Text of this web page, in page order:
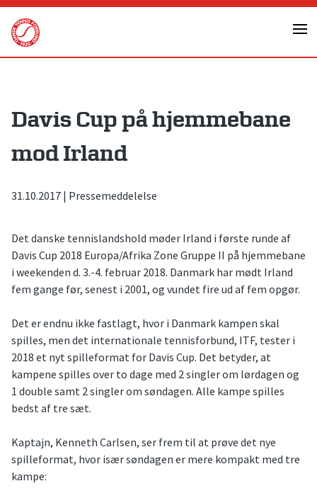
Skip
content
Davis Cup på hjemmebane
mod Irland
31.10.2017 | Pressemeddelelse
Det danske tennislandshold møder Irland i første runde af
Davis Cup 2018 Europa/Afrika Zone Gruppe II på hjemmebane
i weekenden d. 3.-4. februar 2018. Danmark har mødt Irland
fem gange før, senest i 2001, og vundet fire ud af fem opgør.
Det er endnu ikke fastlagt, hvor i Danmark kampen skal
spilles, men det internationale tennisforbund, ITF, tester i
2018 et nyt spilleformat for Davis Cup. Det betyder, at
kampene spilles over to dage med 2 singler om lørdagen og
1 double samt 2 singler om søndagen. Alle kampe spilles
bedst af tre sæt.
Kaptajn, Kenneth Carlsen, ser frem til at prøve det nye
spilleformat, hvor især søndagen er mere kompakt med tre
kampe: